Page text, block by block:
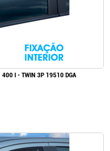
400 I - TWIN 3P 19510 DGA